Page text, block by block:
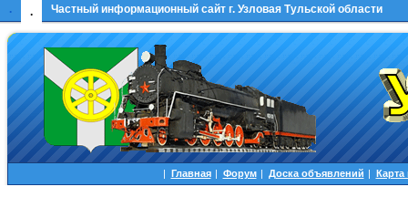
. . Частный информационный сайт г. Узловая Тульской области
| Главная | Форум | Доска объявлений | Карта